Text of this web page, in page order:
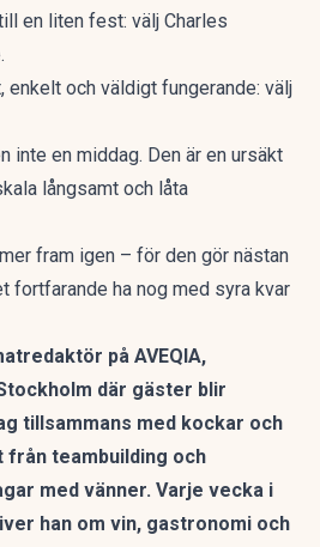
en liten fest: välj Charles
enkelt och väldigt fungerande: välj
inte en middag. Den är en ursäkt
långsamt och låta
fram igen – för den gör nästan
fortfarande ha nog med syra kvar
på AVEQIA,
där gäster blir
tillsammans med kockar och
teambuilding och
med vänner. Varje vecka i
han om vin, gastronomi och